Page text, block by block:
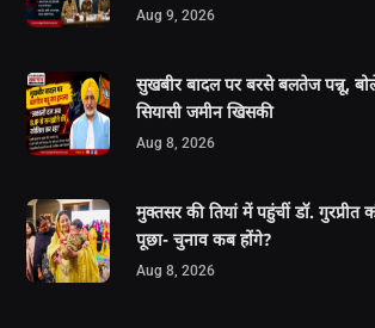
Aug 9, 2026
सुखबीर बादल पर बरसे बलतेज पन्नू,
सियासी जमीन खिसकी
Aug 8, 2026
मुक्तसर की तियां में पहुंचीं डॉ. गुरप्रीत
पूछा- चुनाव कब होंगे?
Aug 8, 2026